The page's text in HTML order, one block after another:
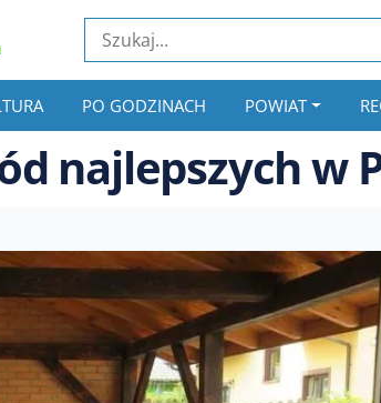
PO GODZINACH POWIAT
najlepszych w